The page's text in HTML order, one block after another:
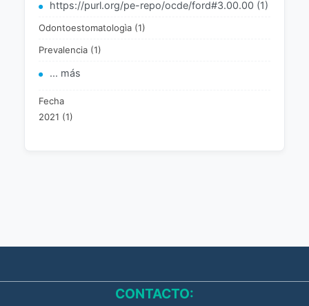
https://purl.org/pe-repo/ocde/ford#3.00.00 (1)
Odontoestomatologìa (1)
Prevalencia (1)
... más
Fecha
2021 (1)
CONTACTO: